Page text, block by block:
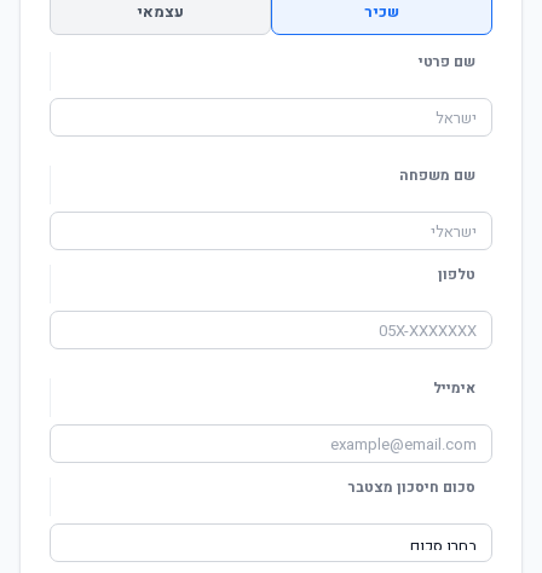
שכיר עצמאי
שם פרטי
שם משפחה
טלפון
אימייל
סכום חיסכון מצטבר